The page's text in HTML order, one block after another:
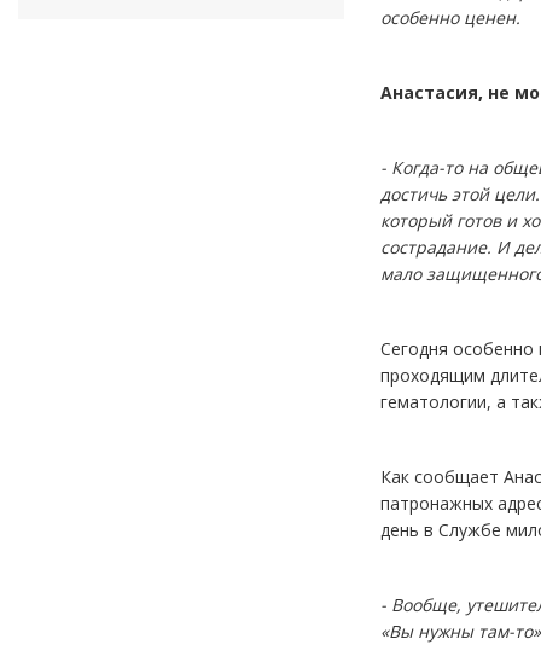
особенно ценен.
Анастасия, не
- Когда-то на
достичь этой
который готов и
сострадание. И
мало
Сегодня особенно
проходящим
гематологии, а
Как сообщает
патронажных
день в Службе
- Вообще,
«Вы нужны там-